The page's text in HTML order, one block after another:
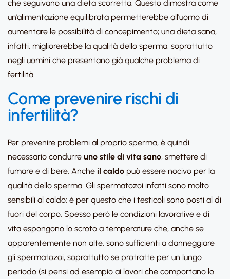
che seguivano una dieta scorretta. Questo dimostra come
un’alimentazione equilibrata permetterebbe all’uomo di
aumentare le possibilità di concepimento; una dieta sana,
infatti, migliorerebbe la qualità dello sperma, soprattutto
negli uomini che presentano già qualche problema di
fertilità.
Come prevenire rischi di
infertilità?
Per prevenire problemi al proprio sperma, è quindi
necessario condurre uno stile di vita sano, smettere di
fumare e di bere. Anche il caldo può essere nocivo per la
qualità dello sperma. Gli spermatozoi infatti sono molto
sensibili al caldo: è per questo che i testicoli sono posti al di
fuori del corpo. Spesso però le condizioni lavorative e di
vita espongono lo scroto a temperature che, anche se
apparentemente non alte, sono sufficienti a danneggiare
gli spermatozoi, soprattutto se protratte per un lungo
periodo (si pensi ad esempio ai lavori che comportano lo